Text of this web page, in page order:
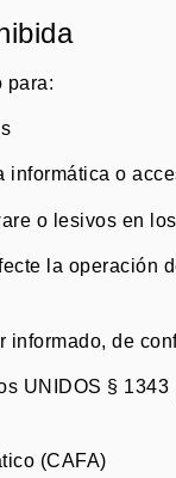
para:
informática o
o lesivos en
la operación
informado, de
UNIDOS § 1343
(CAFA)